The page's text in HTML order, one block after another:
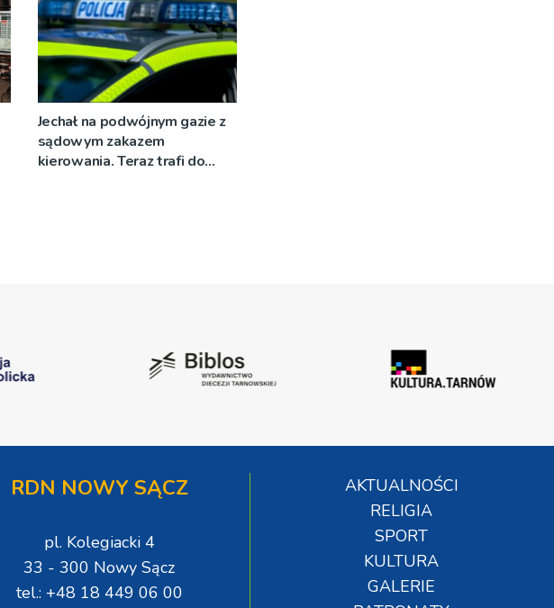
Jechał na podwójnym gazie z
sądowym zakazem
kierowania. Teraz trafi do
RDN NOWY SĄCZ
pl. Kolegiacki 4
33 - 300 Nowy Sącz
tel.: +48 18 449 06 00
AKTUALNOŚCI
RELIGIA
SPORT
KULTURA
GALERIE